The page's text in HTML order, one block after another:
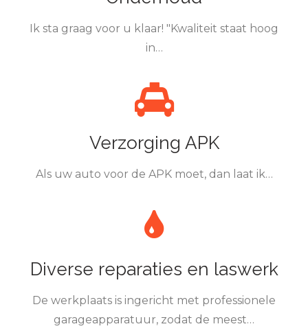
Ik sta graag voor u klaar! "Kwaliteit staat hoog
in…
Verzorging APK
Als uw auto voor de APK moet, dan laat ik…
Diverse reparaties en laswerk
De werkplaats is ingericht met professionele
garageapparatuur, zodat de meest…